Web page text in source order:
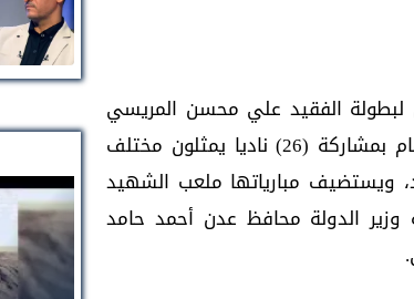
النهائي لبطولة الفقيد علي محسن المريسي
الرمضانية لكرة القدم بنسختها الثامنة والعشرون، والتي تقام بمشاركة (26) ناديا يمثلون مختلف
ويستضيف مبارياتها ملعب الشهيد
وزير الدولة محافظ عدن أحمد حامد